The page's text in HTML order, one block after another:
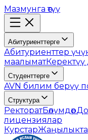
Мазмунга өтүү
Абитуриенттерге
Абитуриенттер
маалымат
Студенттерге
AVN билим берүү
Структура
РекторатБөлүмдөр
лицензиялар
Курстар